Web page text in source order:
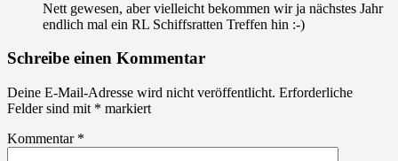
Nett gewesen, aber vielleicht bekommen wir ja nächstes Jahr
endlich mal ein RL Schiffsratten Treffen hin :-)
Schreibe einen Kommentar
Deine E-Mail-Adresse wird nicht veröffentlicht. Erforderliche
Felder sind mit * markiert
Kommentar *